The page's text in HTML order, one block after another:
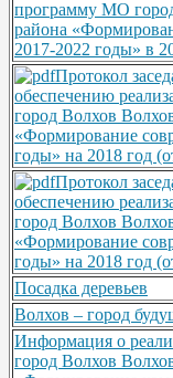
программу МО
района
2017-2022 годы» в
Протокол
обеспечению
город Волхов
«Формирование
годы» на 2018 год
Протокол
обеспечению
город Волхов
«Формирование
годы» на 2018 год
Посадка деревьев
Волхов – город
Информация о
город Волхов